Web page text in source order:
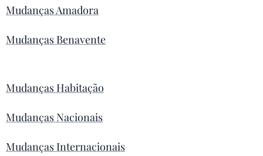
Mudanças Amadora
Mudanças Benavente
Mudanças Habitação
Mudanças Nacionais
Mudanças Internacionais